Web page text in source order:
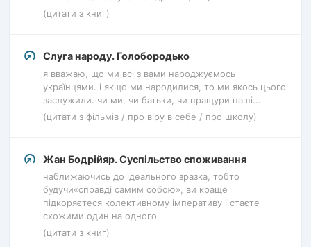
(цитати з книг)
Слуга народу. Голобородько
я вважаю, що ми всі з вами народжуємось
українцями. і якщо ми народилися, то ми якось цього
заслужили. чи ми, чи батьки, чи пращури наші...
(цитати з фільмів / про віру в себе / про школу)
Жан Бодрійяр. Суспільство споживання
наближаючись до ідеального зразка, тобто
будучи«справді самим собою», ви краще
підкоряєтеся колективному імперативу і стаєте
схожими один на одного.
(цитати з книг)